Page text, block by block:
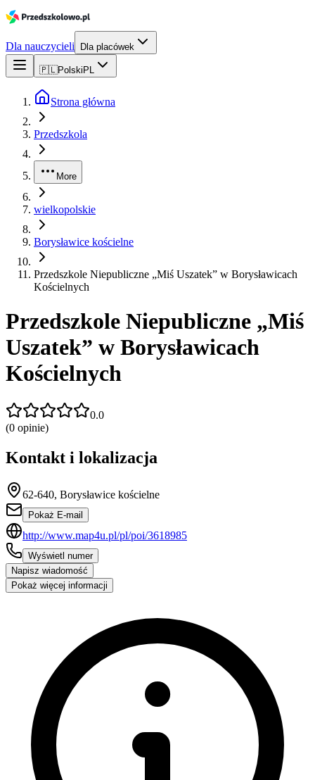
Dla nauczycieli Dla placówek
🇵🇱Polski PL
Strona główna
Przedszkola
More
wielkopolskie
Borysławice kościelne
Przedszkole Niepubliczne „Miś Uszatek” w Borysławicach
Kościelnych
Przedszkole Niepubliczne „Miś
Uszatek” w Borysławicach
Kościelnych
0.0
(0 opinie)
Kontakt i lokalizacja
62-640, Borysławice kościelne
Pokaż E-mail
http://www.map4u.pl/pl/poi/3618985
Wyświetl numer
Napisz wiadomość
Pokaż więcej informacji